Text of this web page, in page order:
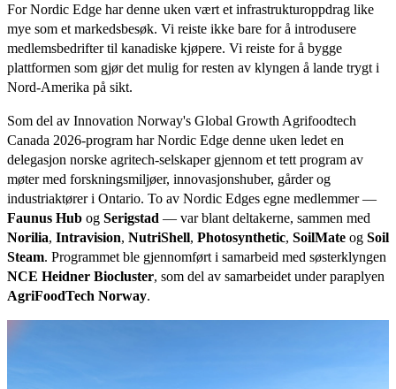
For Nordic Edge har denne uken vært et infrastrukturoppdrag like
mye som et markedsbesøk. Vi reiste ikke bare for å introdusere
medlemsbedrifter til kanadiske kjøpere. Vi reiste for å bygge
plattformen som gjør det mulig for resten av klyngen å lande trygt i
Nord-Amerika på sikt.
Som del av Innovation Norway's Global Growth Agrifoodtech
Canada 2026-program har Nordic Edge denne uken ledet en
delegasjon norske agritech-selskaper gjennom et tett program av
møter med forskningsmiljøer, innovasjonshuber, gårder og
industriaktører i Ontario. To av Nordic Edges egne medlemmer —
Faunus Hub og Serigstad — var blant deltakerne, sammen med
Norilia, Intravision, NutriShell, Photosynthetic, SoilMate og Soil
Steam. Programmet ble gjennomført i samarbeid med søsterklyngen
NCE Heidner Biocluster, som del av samarbeidet under paraplyen
AgriFoodTech Norway.